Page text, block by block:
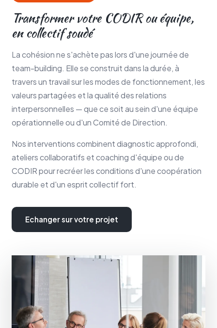
Transformer votre CODIR ou équipe,
en collectif soudé
La cohésion ne s'achète pas lors d'une journée de
team-building. Elle se construit dans la durée, à
travers un travail sur les modes de fonctionnement, les
valeurs partagées et la qualité des relations
interpersonnelles — que ce soit au sein d'une équipe
opérationnelle ou d'un Comité de Direction.
Nos interventions combinent diagnostic approfondi,
ateliers collaboratifs et coaching d'équipe ou de
CODIR pour recréer les conditions d'une coopération
durable et d'un esprit collectif fort.
Echanger sur votre projet